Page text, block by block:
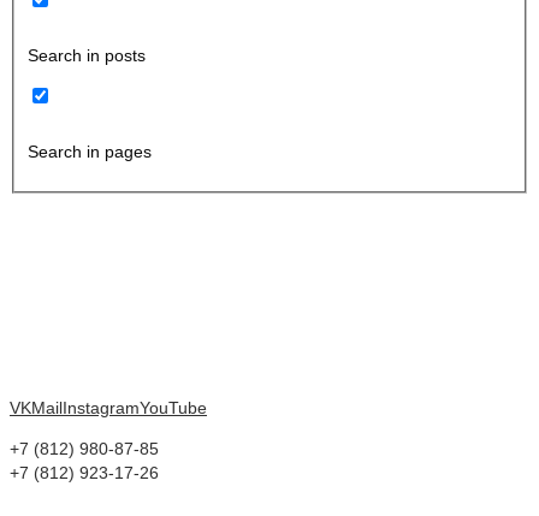
Search in posts
Search in pages
VKMailInstagramYouTube
+7 (812) 980-87-85
+7 (812) 923-17-26